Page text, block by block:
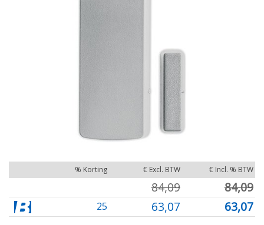
% Korting € Excl. BTW € Incl. % BTW
84,09 84,09
25 63,07 63,07